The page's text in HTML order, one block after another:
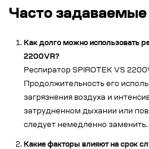
Часто
Как долго можно использовать
2200VR?
Респиратор SPIROTEK VS
Продолжительность его
загрязнения воздуха и
затрудненном дыхании или
следует немедленно заменить.
Какие факторы влияют на срок